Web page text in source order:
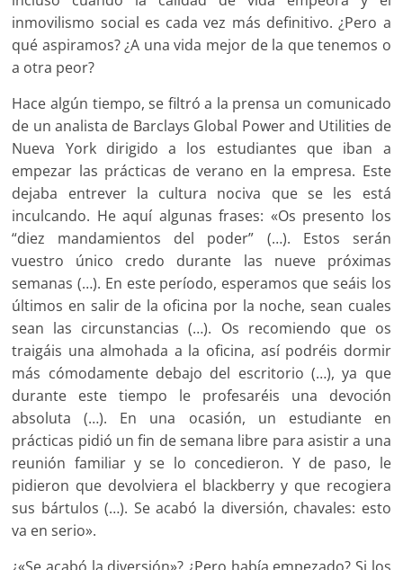
inmovilismo social es cada vez más definitivo. ¿Pero a
qué aspiramos? ¿A una vida mejor de la que tenemos o
a otra peor?
Hace algún tiempo, se filtró a la prensa un comunicado
de un analista de Barclays Global Power and Utilities de
Nueva York dirigido a los estudiantes que iban a
empezar las prácticas de verano en la empresa. Este
dejaba entrever la cultura nociva que se les está
inculcando. He aquí algunas frases: «Os presento los
“diez mandamientos del poder” (…). Estos serán
vuestro único credo durante las nueve próximas
semanas (…). En este período, esperamos que seáis los
últimos en salir de la oficina por la noche, sean cuales
sean las circunstancias (…). Os recomiendo que os
traigáis una almohada a la oficina, así podréis dormir
más cómodamente debajo del escritorio (…), ya que
durante este tiempo le profesaréis una devoción
absoluta (…). En una ocasión, un estudiante en
prácticas pidió un fin de semana libre para asistir a una
reunión familiar y se lo concedieron. Y de paso, le
pidieron que devolviera el blackberry y que recogiera
sus bártulos (…). Se acabó la diversión, chavales: esto
va en serio».
¿«Se acabó la diversión»? ¿Pero había empezado? Si los